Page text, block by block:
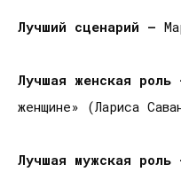
Лучший сценарий —
Лучшая женская роль
женщине» (Лариса
Лучшая мужская